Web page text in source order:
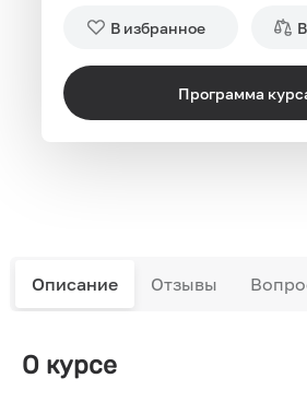
В избранное
Программа
Описание Отзывы
О курсе